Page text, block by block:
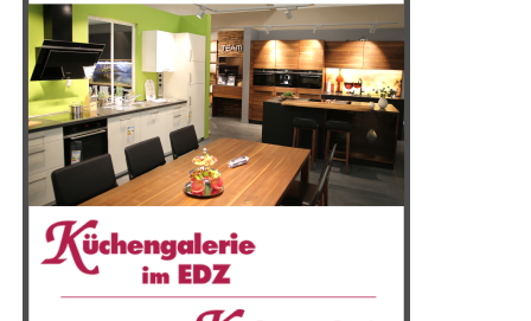
T.I. Ser­vice bie­tet ver­schie­de­ne Vari­an­ten in unter­
schied­li­chen Preis­klas­sen, um eine opti­ma­le Däm­mung
des Daches zu gewähr­leis­ten. Zudem ste­hen die Exper­
ten auch für Velux-Fens­ter, Bau­klemp­ne­rei und Gau­ben­
bau zur Ver­fü­gung. Egal, ob es sich um klei­ne Repa­ra­tu­
ren oder um kom­ple­xe Pro­jek­te han­delt – T.I. Ser­vice
nimmt sich jedem Auf­trag mit Kom­pe­tenz und Enga­ge­
ment an.